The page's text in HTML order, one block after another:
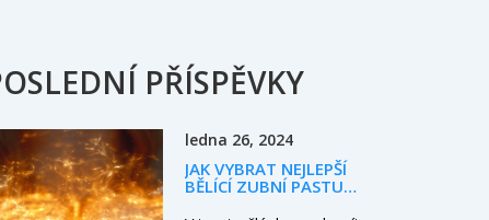
PŘÍSPĚVKY
ledna 26, 2024
JAK VYBRAT NEJLEPŠÍ
BĚLÍCÍ ZUBNÍ PASTU